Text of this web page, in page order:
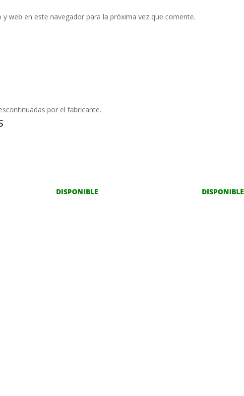
web en este navegador para la próxima vez que comente.
por el fabricante.
DISPONIBLE DISPONIBLE